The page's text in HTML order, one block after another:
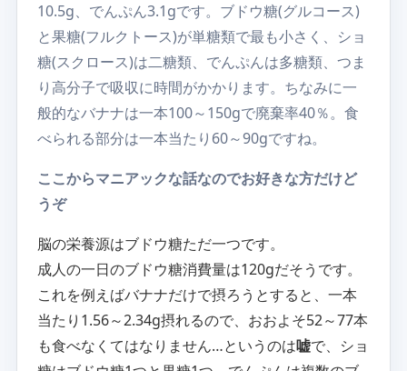
10.5g、でんぷん3.1gです。ブドウ糖(グルコース)
と果糖(フルクトース)が単糖類で最も小さく、ショ
糖(スクロース)は二糖類、でんぷんは多糖類、つま
り高分子で吸収に時間がかかります。ちなみに一
般的なバナナは一本100～150gで廃棄率40％。食
べられる部分は一本当たり60～90gですね。
ここからマニアックな話なのでお好きな方だけど
うぞ
脳の栄養源はブドウ糖ただ一つです。
成人の一日のブドウ糖消費量は120gだそうです。
これを例えばバナナだけで摂ろうとすると、一本
当たり1.56～2.34g摂れるので、おおよそ52～77本
も食べなくてはなりません…というのは嘘で、ショ